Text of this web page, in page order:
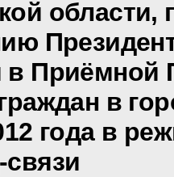
области,
Приёмной
в
года в